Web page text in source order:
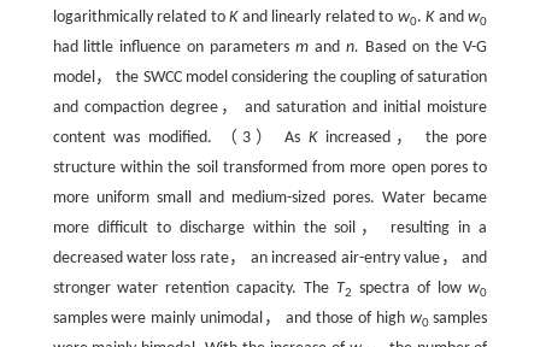
logarithmically related toKand linearly related to w0.Kandw0
had little influence on parametersm and n. Based on the V-G
model， the SWCC model considering the coupling of saturation
and compaction degree， and saturation and initial moisture
content was modified. （3） AsKincreased， the pore
structure within the soil transformed from more open pores to
more uniform small and medium-sized pores. Water became
more difficult to discharge within the soil， resulting in a
decreased water loss rate， an increased air-entry value， and
stronger water retention capacity. The T2 spectra of loww0
samples were mainly unimodal， and those of high w0samples